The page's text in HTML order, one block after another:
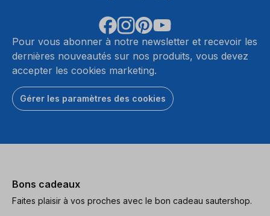
Pour vous abonner à notre newsletter et recevoir les
dernières nouveautés sur nos produits, vous devez
accepter les cookies marketing.
Gérer les paramètres des cookies
Bons cadeaux
Faites plaisir à vos proches avec le bon cadeau sautershop.